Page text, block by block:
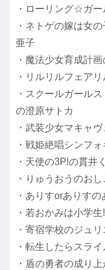
・ローリング☆ガ
・ネトゲの嫁は女
亜子
・魔法少女育成計
・リルリルフェア
・スクールガール
の澄原サトカ
・武装少女マキャ
・戦姫絶唱シンフ
・天使の3P!の貫井
・りゅうおうのお
・ありすorありすの
・若おかみは小学
・寄宿学校のジュ
・転生したらスラ
・盾の勇者の成り